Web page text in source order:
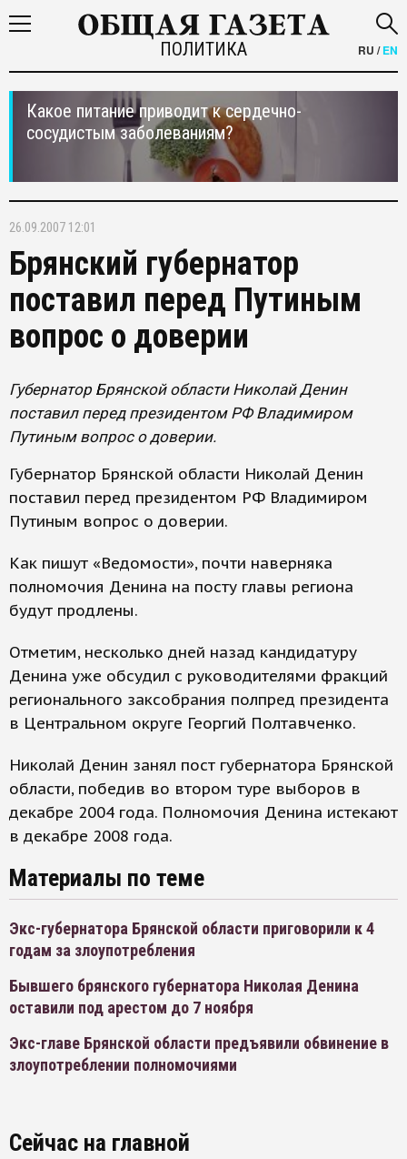
ПОЛИТИКА RU /EN
Какое питание приводит к сердечно-
сосудистым заболеваниям?
26.09.2007 12:01
Брянский губернатор
поставил перед Путиным
вопрос о доверии
Губернатор Брянской области Николай Денин
поставил перед президентом РФ Владимиром
Путиным вопрос о доверии.
Губернатор Брянской области Николай Денин
поставил перед президентом РФ Владимиром
Путиным вопрос о доверии.
Как пишут «Ведомости», почти наверняка
полномочия Денина на посту главы региона
будут продлены.
Отметим, несколько дней назад кандидатуру
Денина уже обсудил с руководителями фракций
регионального заксобрания полпред президента
в Центральном округе Георгий Полтавченко.
Николай Денин занял пост губернатора Брянской
области, победив во втором туре выборов в
декабре 2004 года. Полномочия Денина истекают
в декабре 2008 года.
Материалы по теме
Экс-губернатора Брянской области приговорили к 4
годам за злоупотребления
Бывшего брянского губернатора Николая Денина
оставили под арестом до 7 ноября
Экс-главе Брянской области предъявили обвинение в
злоупотреблении полномочиями
Сейчас на главной